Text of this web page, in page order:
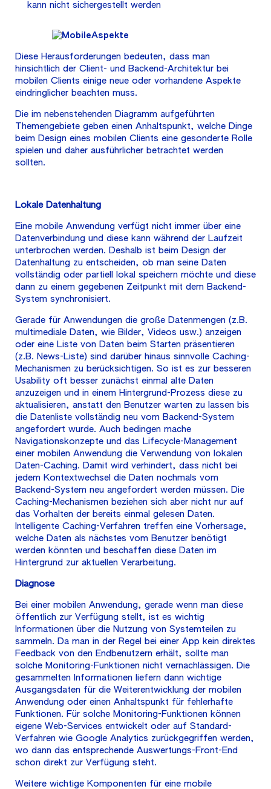
kann nicht sichergestellt werden
Diese Herausforderungen bedeuten, dass man
hinsichtlich der Client- und Backend-Architektur bei
mobilen Clients einige neue oder vorhandene Aspekte
eindringlicher beachten muss.
Die im nebenstehenden Diagramm aufgeführten
Themengebiete geben einen Anhaltspunkt, welche Dinge
beim Design eines mobilen Clients eine gesonderte Rolle
spielen und daher ausführlicher betrachtet werden
sollten.
Lokale Datenhaltung
Eine mobile Anwendung verfügt nicht immer über eine
Datenverbindung und diese kann während der Laufzeit
unterbrochen werden. Deshalb ist beim Design der
Datenhaltung zu entscheiden, ob man seine Daten
vollständig oder partiell lokal speichern möchte und diese
dann zu einem gegebenen Zeitpunkt mit dem Backend-
System synchronisiert.
Gerade für Anwendungen die große Datenmengen (z.B.
multimediale Daten, wie Bilder, Videos usw.) anzeigen
oder eine Liste von Daten beim Starten präsentieren
(z.B. News-Liste) sind darüber hinaus sinnvolle Caching-
Mechanismen zu berücksichtigen. So ist es zur besseren
Usability oft besser zunächst einmal alte Daten
anzuzeigen und in einem Hintergrund-Prozess diese zu
aktualisieren, anstatt den Benutzer warten zu lassen bis
die Datenliste vollständig neu vom Backend-System
angefordert wurde. Auch bedingen mache
Navigationskonzepte und das Lifecycle-Management
einer mobilen Anwendung die Verwendung von lokalen
Daten-Caching. Damit wird verhindert, dass nicht bei
jedem Kontextwechsel die Daten nochmals vom
Backend-System neu angefordert werden müssen. Die
Caching-Mechanismen beziehen sich aber nicht nur auf
das Vorhalten der bereits einmal gelesen Daten.
Intelligente Caching-Verfahren treffen eine Vorhersage,
welche Daten als nächstes vom Benutzer benötigt
werden könnten und beschaffen diese Daten im
Hintergrund zur aktuellen Verarbeitung.
Diagnose
Bei einer mobilen Anwendung, gerade wenn man diese
öffentlich zur Verfügung stellt, ist es wichtig
Informationen über die Nutzung von Systemteilen zu
sammeln. Da man in der Regel bei einer App kein direktes
Feedback von den Endbenutzern erhält, sollte man
solche Monitoring-Funktionen nicht vernachlässigen. Die
gesammelten Informationen liefern dann wichtige
Ausgangsdaten für die Weiterentwicklung der mobilen
Anwendung oder einen Anhaltspunkt für fehlerhafte
Funktionen. Für solche Monitoring-Funktionen können
eigene Web-Services entwickelt oder auf Standard-
Verfahren wie Google Analytics zurückgegriffen werden,
wo dann das entsprechende Auswertungs-Front-End
schon direkt zur Verfügung steht.
Weitere wichtige Komponenten für eine mobile